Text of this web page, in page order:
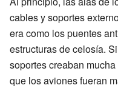
cables y soportes
era como los puentes
estructuras de celosía.
soportes creaban
que los aviones fueran